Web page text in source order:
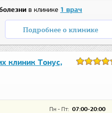
в клинике 1 врач
Подробнее о клинике
клиник Тонус,
Пн - Пт: 07:00-20:00